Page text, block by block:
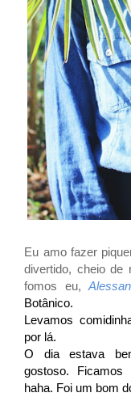
Eu amo fazer
divertido, cheio de
fomos eu,
Botânico.
Levamos
por lá.
O dia estava
gostoso.
haha. Foi um bom